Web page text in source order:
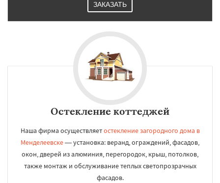
ЗАКАЗАТЬ
Остекление коттеджей
Наша фирма осуществляетостекление загородного дома в
Менделеевске— установка: веранд, ограждений, фасадов,
окон, дверей из алюминия, перегородок, крыш, потолков,
также монтаж и обслуживание теплых светопрозрачных
фасадов.